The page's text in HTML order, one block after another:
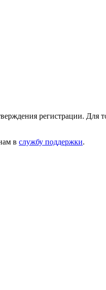
регистрации. Для
в службу поддержки.